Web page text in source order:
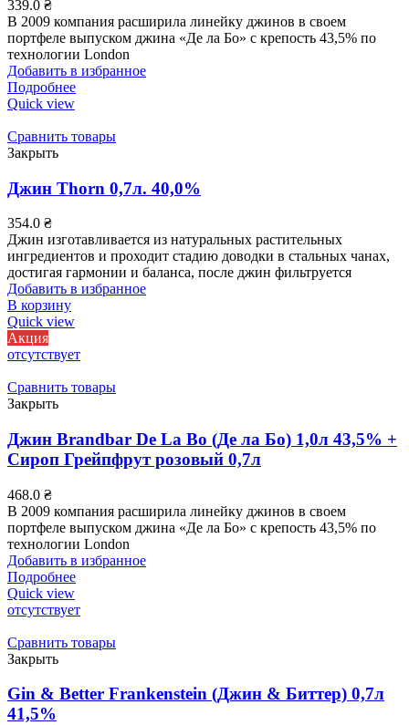
339.0 ₴
В 2009 компания расширила линейку джинов в своем
портфеле выпуском джина «Де ла Бо» с крепость 43,5% по
технологии London
Добавить в избранное
Подробнее
Quick view
Сравнить товары
Закрыть
Джин Thorn 0,7л. 40,0%
354.0 ₴
Джин изготавливается из натуральных растительных
ингредиентов и проходит стадию доводки в стальных чанах,
достигая гармонии и баланса, после джин фильтруется
Добавить в избранное
В корзину
Quick view
Акция
отсутствует
Сравнить товары
Закрыть
Джин Brandbar De La Bo (Де ла Бо) 1,0л 43,5% +
Сироп Грейпфрут розовый 0,7л
468.0 ₴
В 2009 компания расширила линейку джинов в своем
портфеле выпуском джина «Де ла Бо» с крепость 43,5% по
технологии London
Добавить в избранное
Подробнее
Quick view
отсутствует
Сравнить товары
Закрыть
Gin & Better Frankenstein (Джин & Биттер) 0,7л
41,5%